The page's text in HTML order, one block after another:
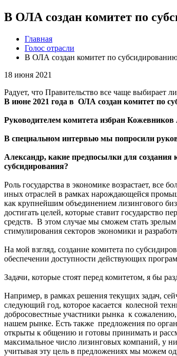
В ОЛА создан комитет по
Главная
Голос отрасли
В ОЛА создан комитет по
18 июня 2021
Радует, что Правительство все чаще выбирает
В июне 2021 года в ОЛА создан комитет по
Руководителем комитета избран
В специальном интервью мы попросили
Александр, какие предпосылки для
субсидирования?
Роль государства в экономике возрастает, все
иных отраслей в рамках нарождающейся
как крупнейшим объединением лизингового
достигать целей, которые ставит
средств. В этом случае мы сможем стать
стимулирования секторов экономики и
На мой взгляд, создание комитета по
обеспечении доступности действующих
Задачи, которые стоят перед комитетом, я бы
Например, в рамках решения текущих задач,
следующий год, которое касается колесной
добросовестные участники рынка к сожалению,
нашем рынке. Есть также предложения по
открыты к общению и готовы принимать и
максимальное число лизинговых компаний, у
учитывая эту цель в предложениях мы можем